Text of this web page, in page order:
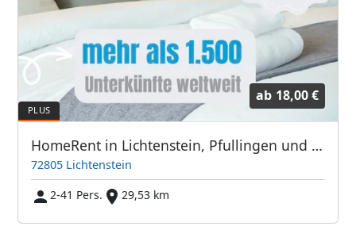
ab 18,00 €
HomeRent in Lichtenstein, Pfullingen und Umgebung
72805 Lichtenstein
2-41 Pers.
29,53 km